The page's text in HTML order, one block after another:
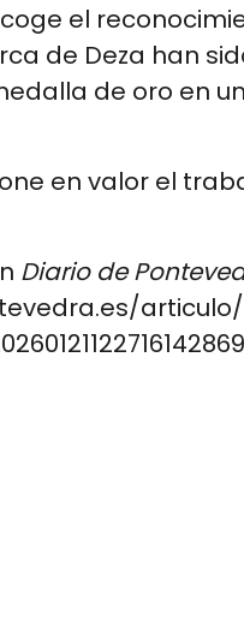
el
de Deza han
de oro en
en valor el
Diario de